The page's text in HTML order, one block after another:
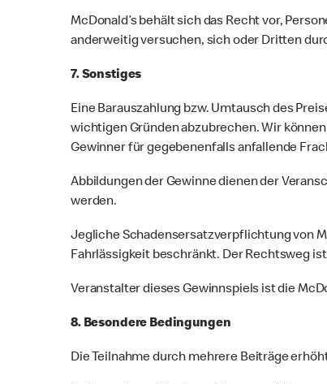
McDonald’s behält sich das Recht vor,
anderweitig versuchen, sich oder Dritten
7. Sonstiges
Eine Barauszahlung bzw. Umtausch des
wichtigen Gründen abzubrechen. Wir
Gewinner für gegebenenfalls anfallende
Abbildungen der Gewinne dienen der
werden.
Jegliche Schadensersatzverpflichtung von
Fahrlässigkeit beschränkt. Der Rechtsweg
Veranstalter dieses Gewinnspiels ist die
8. Besondere Bedingungen
Die Teilnahme durch mehrere Beiträge